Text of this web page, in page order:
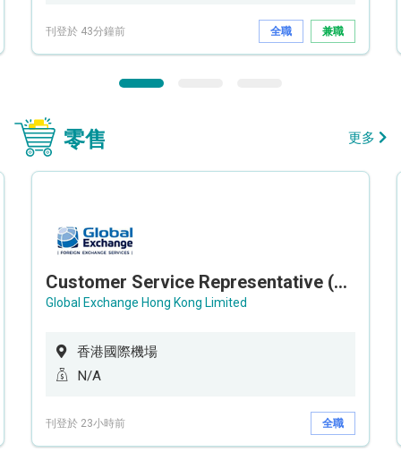
刊登於 43分鐘前 全職 兼職
零售 更多
Customer Service Representative (Airport)
Global Exchange Hong Kong Limited
香港國際機場
N/A
刊登於 23小時前 全職